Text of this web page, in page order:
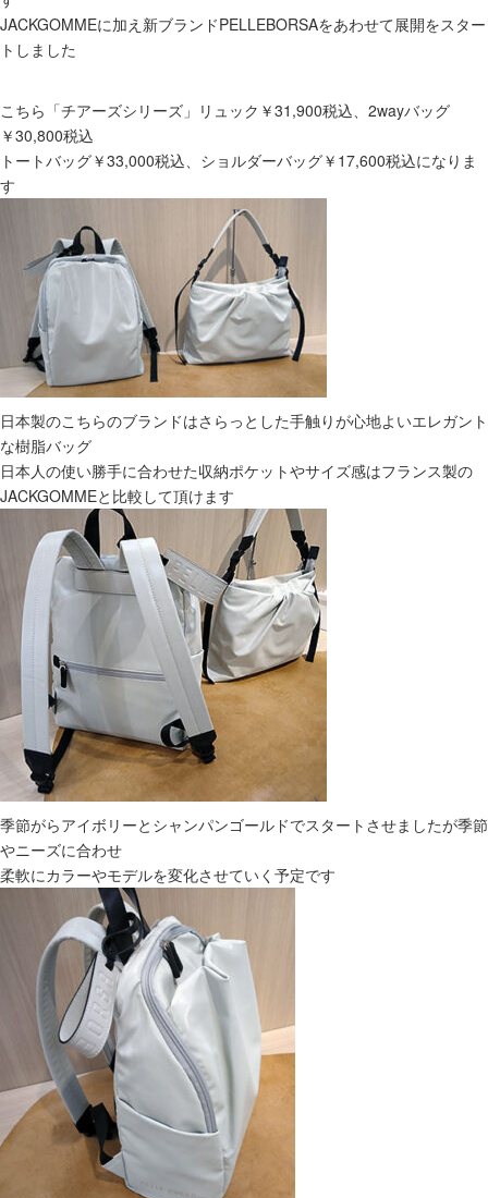
JACKGOMMEに加え新ブランドPELLEBORSAをあわせて展開をスター
トしました
こちら「チアーズシリーズ」リュック￥31,900税込、2wayバッグ
￥30,800税込
トートバッグ￥33,000税込、ショルダーバッグ￥17,600税込になりま
す
日本製のこちらのブランドはさらっとした手触りが心地よいエレガント
な樹脂バッグ
日本人の使い勝手に合わせた収納ポケットやサイズ感はフランス製の
JACKGOMMEと比較して頂けます
季節がらアイボリーとシャンパンゴールドでスタートさせましたが季節
やニーズに合わせ
柔軟にカラーやモデルを変化させていく予定です